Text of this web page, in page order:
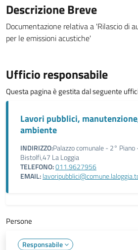
Descrizione Breve
Documentazione relativa a 'Rilascio di
per le emissioni acustiche'
Ufficio responsabile
Questa pagina è gestita dal seguente
Lavori pubblici,
ambiente
INDIRIZZO:Palazzo comunale - 2° Piano
Bistolfi,47 La Loggia
TELEFONO:011.9627956
EMAIL:
Persone
Responsabile